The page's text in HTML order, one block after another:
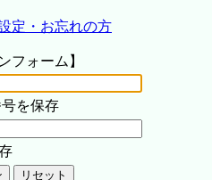
定・お忘れの方
フォーム】
を保存